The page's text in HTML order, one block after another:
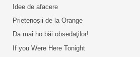
Idee de afacere
Prietenoşii de la Orange
Da mai ho băi obsedaţilor!
If you Were Here Tonight